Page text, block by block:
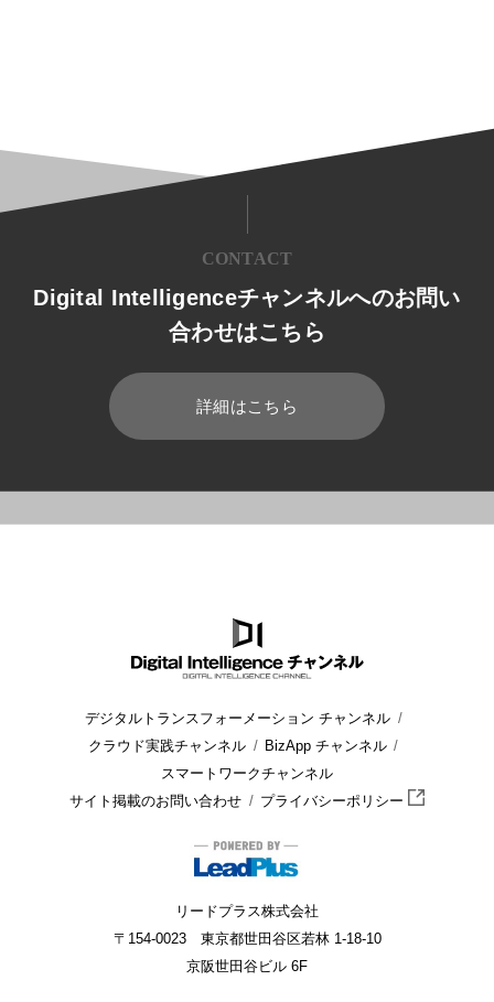
CONTACT
Digital Intelligenceチャンネルへのお問い
合わせはこちら
詳細はこちら
デジタルトランスフォーメーション チャンネル
クラウド実践チャンネル
BizApp チャンネル
スマートワークチャンネル
サイト掲載のお問い合わせ
プライバシーポリシー
リードプラス株式会社
〒154-0023 東京都世田谷区若林 1-18-10
京阪世田谷ビル 6F